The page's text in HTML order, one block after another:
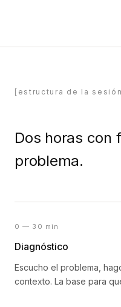
[estructura de la
Dos horas con
problema.
0 — 30 min
Diagnóstico
Escucho el problema,
contexto. La base para